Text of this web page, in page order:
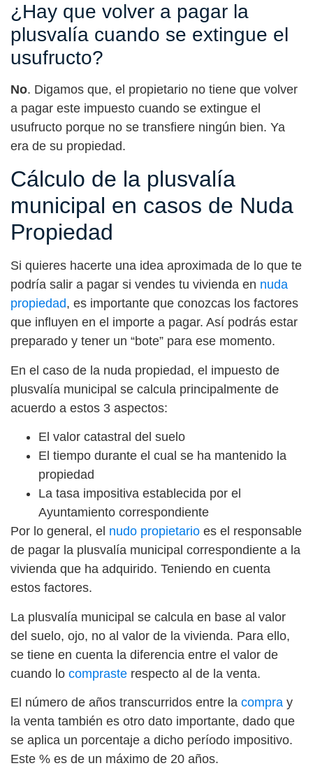
¿Hay que volver a pagar la
plusvalía cuando se extingue el
usufructo?
No. Digamos que, el propietario no tiene que volver
a pagar este impuesto cuando se extingue el
usufructo porque no se transfiere ningún bien. Ya
era de su propiedad.
Cálculo de la plusvalía
municipal en casos de Nuda
Propiedad
Si quieres hacerte una idea aproximada de lo que te
podría salir a pagar si vendes tu vivienda en nuda
propiedad, es importante que conozcas los factores
que influyen en el importe a pagar. Así podrás estar
preparado y tener un “bote” para ese momento.
En el caso de la nuda propiedad, el impuesto de
plusvalía municipal se calcula principalmente de
acuerdo a estos 3 aspectos:
El valor catastral del suelo
El tiempo durante el cual se ha mantenido la
propiedad
La tasa impositiva establecida por el
Ayuntamiento correspondiente
Por lo general, el nudo propietario es el responsable
de pagar la plusvalía municipal correspondiente a la
vivienda que ha adquirido. Teniendo en cuenta
estos factores.
La plusvalía municipal se calcula en base al valor
del suelo, ojo, no al valor de la vivienda. Para ello,
se tiene en cuenta la diferencia entre el valor de
cuando lo compraste respecto al de la venta.
El número de años transcurridos entre la compra y
la venta también es otro dato importante, dado que
se aplica un porcentaje a dicho período impositivo.
Este % es de un máximo de 20 años.